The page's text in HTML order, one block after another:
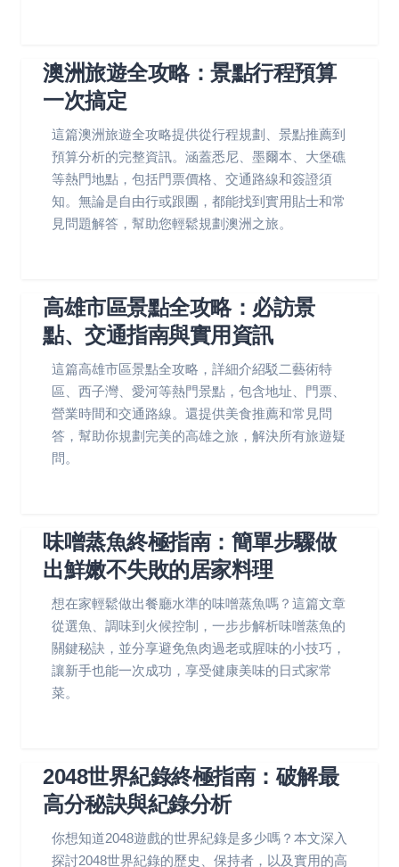
澳洲旅遊全攻略：景點行程預算
一次搞定
這篇澳洲旅遊全攻略提供從行程規劃、景點推薦到
預算分析的完整資訊。涵蓋悉尼、墨爾本、大堡礁
等熱門地點，包括門票價格、交通路線和簽證須
知。無論是自由行或跟團，都能找到實用貼士和常
見問題解答，幫助您輕鬆規劃澳洲之旅。
高雄市區景點全攻略：必訪景
點、交通指南與實用資訊
這篇高雄市區景點全攻略，詳細介紹駁二藝術特
區、西子灣、愛河等熱門景點，包含地址、門票、
營業時間和交通路線。還提供美食推薦和常見問
答，幫助你規劃完美的高雄之旅，解決所有旅遊疑
問。
味噌蒸魚終極指南：簡單步驟做
出鮮嫩不失敗的居家料理
想在家輕鬆做出餐廳水準的味噌蒸魚嗎？這篇文章
從選魚、調味到火候控制，一步步解析味噌蒸魚的
關鍵秘訣，並分享避免魚肉過老或腥味的小技巧，
讓新手也能一次成功，享受健康美味的日式家常
菜。
2048世界紀錄終極指南：破解最
高分秘訣與紀錄分析
你想知道2048遊戲的世界紀錄是多少嗎？本文深入
探討2048世界紀錄的歷史、保持者，以及實用的高